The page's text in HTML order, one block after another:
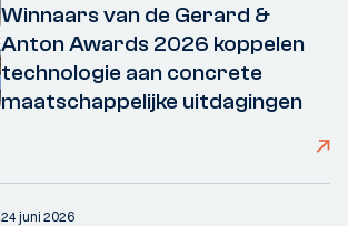
Winnaars van de Gerard &
Anton Awards 2026 koppelen
technologie aan concrete
maatschappelijke uitdagingen
24 juni 2026